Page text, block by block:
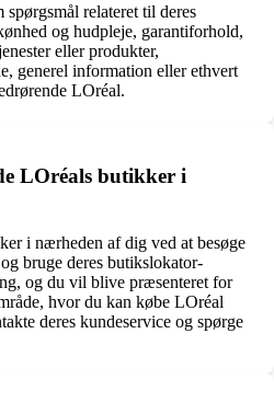
relateret til deres
og hudpleje, garantiforhold,
eller produkter,
generel information eller ethvert
LOréal.
LOréals butikker i
i nærheden af ​​dig ved at besøge
bruge deres butikslokator-
og du vil blive præsenteret for
hvor du kan købe LOréal
deres kundeservice og spørge